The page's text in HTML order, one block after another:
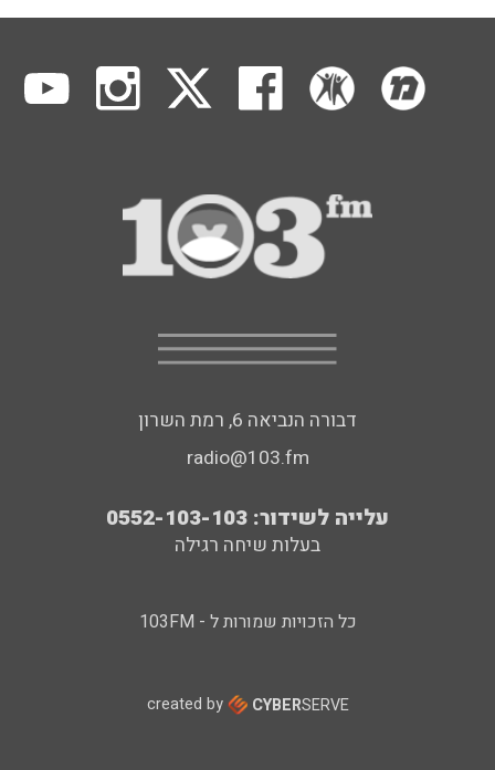
דבורה הנביאה 6, רמת השרון
radio@103.fm
עלייה לשידור: 0552-103-103
בעלות שיחה רגילה
כל הזכויות שמורות ל - 103FM
created by CYBERSERVE